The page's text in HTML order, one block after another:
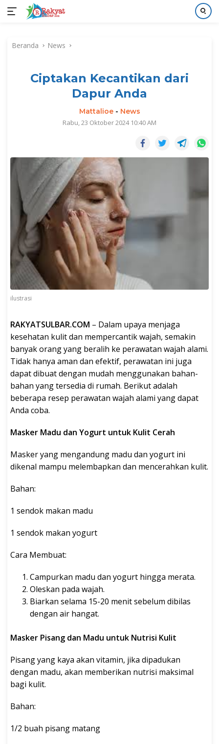
kontenBeranda News
Ciptakan Kecantikan dari
Dapur Anda
Mattalioe- News
Rabu, 23 Oktober 2024 10:40 AM
ilustrasi
RAKYATSULBAR.COM – Dalam upaya menjaga
kesehatan kulit dan mempercantik wajah, semakin
banyak orang yang beralih ke perawatan wajah alami.
Tidak hanya aman dan efektif, perawatan ini juga
dapat dibuat dengan mudah menggunakan bahan-
bahan yang tersedia di rumah. Berikut adalah
beberapa resep perawatan wajah alami yang dapat
Anda coba.
Masker Madu dan Yogurt untuk Kulit Cerah
Masker yang mengandung madu dan yogurt ini
dikenal mampu melembapkan dan mencerahkan kulit.
Bahan:
1 sendok makan madu
1 sendok makan yogurt
Cara Membuat:
Campurkan madu dan yogurt hingga merata.
Oleskan pada wajah.
Biarkan selama 15-20 menit sebelum dibilas
dengan air hangat.
Masker Pisang dan Madu untuk Nutrisi Kulit
Pisang yang kaya akan vitamin, jika dipadukan
dengan madu, akan memberikan nutrisi maksimal
bagi kulit.
Bahan:
1/2 buah pisang matang